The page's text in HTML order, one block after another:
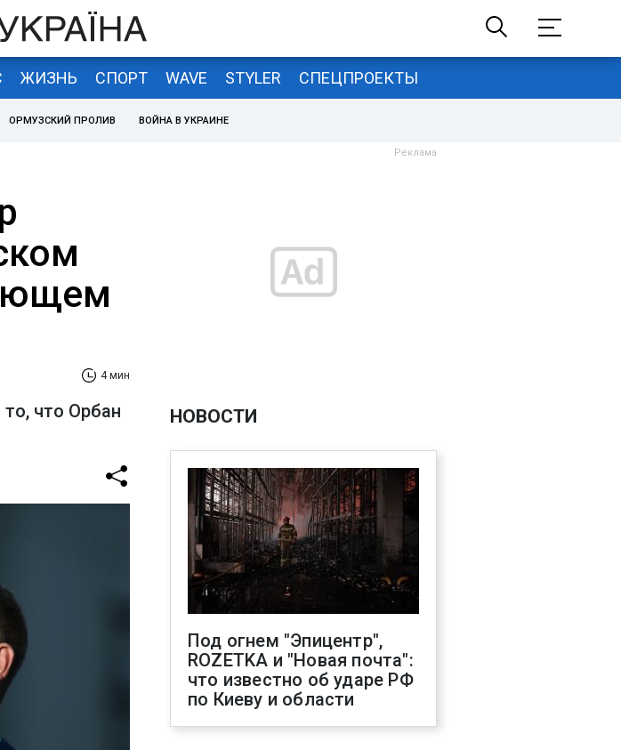
ЖИЗНЬ СПОРТ WAVE STYLER СПЕЦПРОЕКТЫ
ОРМУЗСКИЙ ПРОЛИВ ВОЙНА В УКРАИНЕ
4 мин
то, что Орбан
НОВОСТИ
Под огнем "Эпицентр",
ROZETKA и "Новая почта":
что известно об ударе РФ
по Киеву и области